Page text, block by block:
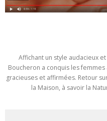
Affichant un style audacieux
Boucheron a conquis les
gracieuses et affirmées. Retour
la Maison, à savoir la